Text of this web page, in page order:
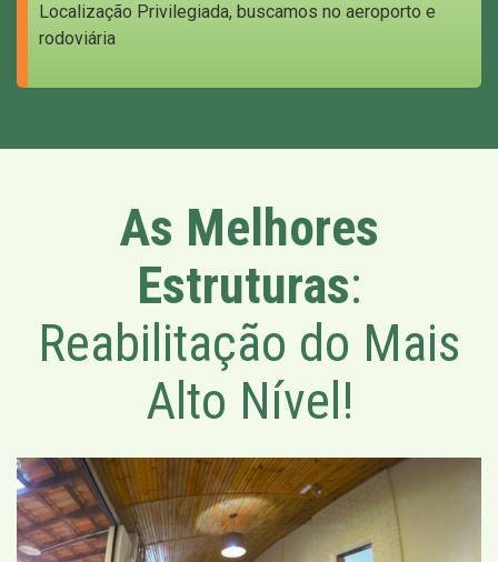
Localização Privilegiada, buscamos no aeroporto e
rodoviária
As Melhores
Estruturas:
Reabilitação do Mais
Alto Nível!